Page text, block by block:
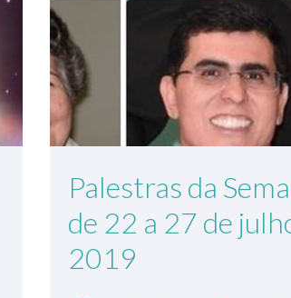
Palestras da
de 22 a 27 de
2019